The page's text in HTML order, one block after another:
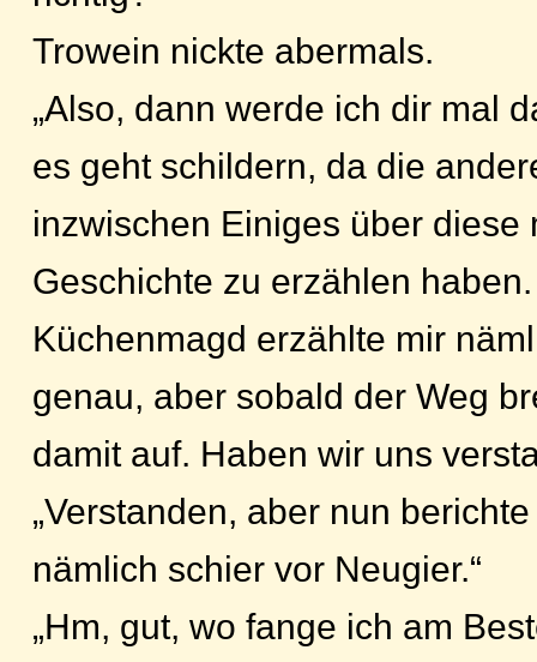
Trowein nickte abermals.
„Also, dann werde ich dir mal
es geht schildern, da die
inzwischen Einiges über diese
Geschichte zu erzählen
Küchenmagd erzählte mir
genau, aber sobald der Weg
damit auf. Haben wir uns
„Verstanden, aber nun
nämlich schier vor Neugier.“
„Hm, gut, wo fange ich am